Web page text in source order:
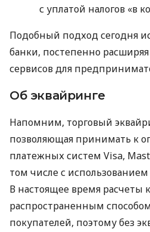
с уплатой налогов «в
Подобный подход сегодня
банки, постепенно
сервисов для
Об эквайринге
Напомним, торговый
позволяющая принимать к
платежных систем Visa,
том числе с использованием
В настоящее время расчеты
распространенным
покупателей, поэтому без